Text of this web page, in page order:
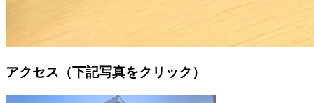
アクセス（下記写真をクリック）